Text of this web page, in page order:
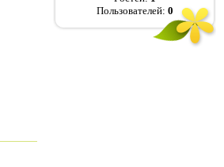
Пользователей: 0